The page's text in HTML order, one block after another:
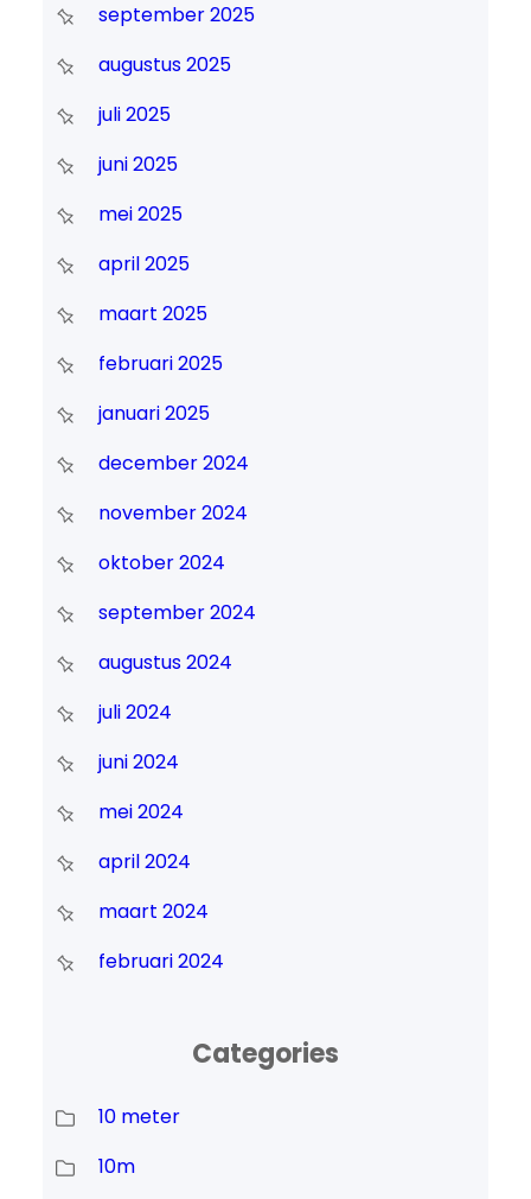
september 2025
augustus 2025
juli 2025
juni 2025
mei 2025
april 2025
maart 2025
februari 2025
januari 2025
december 2024
november 2024
oktober 2024
september 2024
augustus 2024
juli 2024
juni 2024
mei 2024
april 2024
maart 2024
februari 2024
Categories
10 meter
10m